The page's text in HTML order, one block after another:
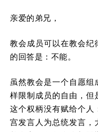
亲爱的弟兄，
教会成员可以在教会纪
的回答是：不能。
虽然教会是一个自愿
样限制成员的自由，但
这个权柄没有赋给个人
宫发言人为总统发言，